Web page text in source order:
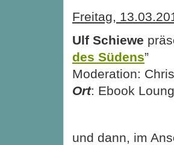
Freitag,
Ulf Schiewe
des Südens”
Moderation:
Ort: Ebook
und dann, im